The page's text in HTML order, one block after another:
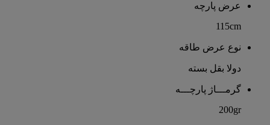
عرض پارچه
115cm
نوع عرض طاقه
دولا بقل بسته
گرمـــاژ پارچـــه
200gr